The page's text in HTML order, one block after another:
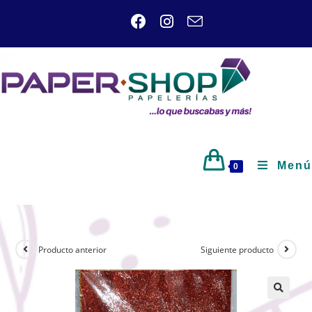
0 Menú
Producto anterior Siguiente producto
🔍